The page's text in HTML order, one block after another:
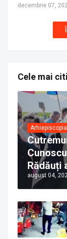
decembrie 07,
Cele mai
Rădăuți
că îi
august 04,